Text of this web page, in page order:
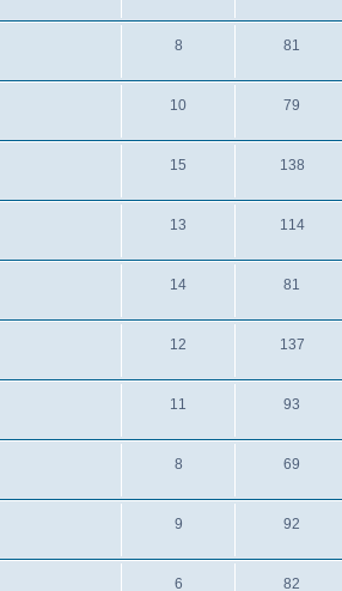
8 81
10 79
15 138
13 114
14 81
12 137
11 93
8 69
9 92
6 82